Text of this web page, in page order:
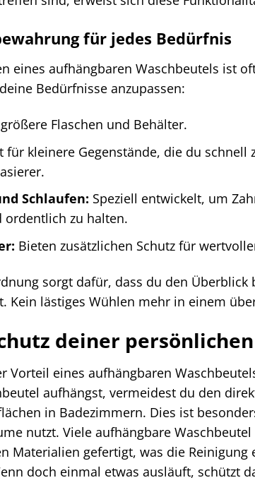
für jedes Bedürfnis
eines aufhängbaren Waschbeutels ist
Bedürfnisse anzupassen:
Flaschen und Behälter.
für kleinere Gegenstände, die du
Schlaufen: Speziell entwickelt, um
ordentlich zu halten.
Bieten zusätzlichen Schutz für
sorgt dafür, dass du den
Kein lästiges Wühlen mehr in einem
deiner
Vorteil eines aufhängbaren
aufhängst, vermeidest du den
in Badezimmern. Dies ist
nutzt. Viele aufhängbare
Materialien gefertigt, was die
doch einmal etwas ausläuft, schützt